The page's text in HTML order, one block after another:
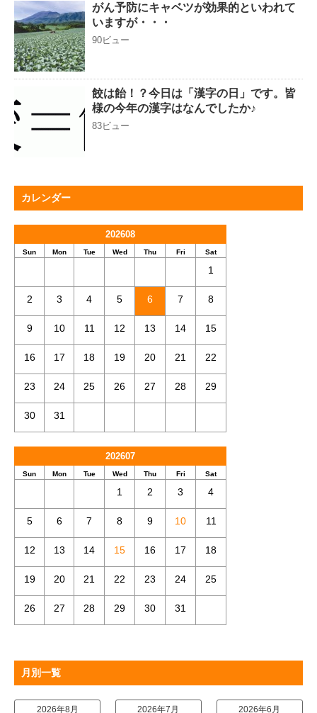
がん予防にキャベツが効果的といわれて
いますが・・・
90ビュー
餃は飴！？今日は「漢字の日」です。皆
様の今年の漢字はなんでしたか♪
83ビュー
カレンダー
202608
Sun Mon Tue Wed Thu Fri Sat
1
2 3 4 5 6 7 8
9 10 11 12 13 14 15
16 17 18 19 20 21 22
23 24 25 26 27 28 29
30 31
202607
Sun Mon Tue Wed Thu Fri Sat
1 2 3 4
5 6 7 8 9 10 11
12 13 14 15 16 17 18
19 20 21 22 23 24 25
26 27 28 29 30 31
月別一覧
2026年8月 2026年7月 2026年6月